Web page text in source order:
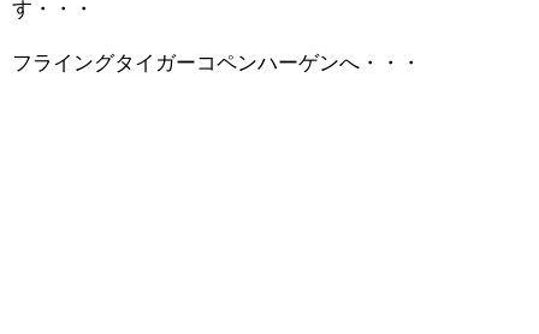
す・・・
フライングタイガーコペンハーゲンへ・・・